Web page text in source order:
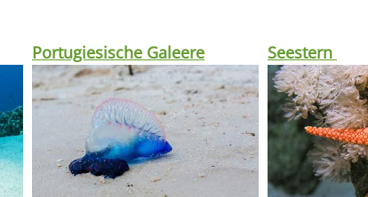
Portugiesische Galeere Seestern